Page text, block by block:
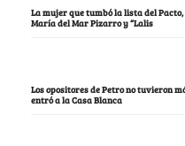
La mujer que tumbó la lista del
María del Mar Pizarro y “Lalis
Los opositores de Petro no tuvieron
entró a la Casa Blanca